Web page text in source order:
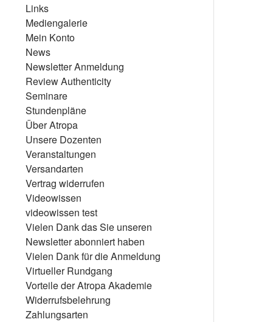
Links
Mediengalerie
Mein Konto
News
Newsletter Anmeldung
Review Authenticity
Seminare
Stundenpläne
Über Atropa
Unsere Dozenten
Veranstaltungen
Versandarten
Vertrag widerrufen
Videowissen
videowissen test
Vielen Dank das Sie unseren
Newsletter abonniert haben
Vielen Dank für die Anmeldung
Virtueller Rundgang
Vorteile der Atropa Akademie
Widerrufsbelehrung
Zahlungsarten